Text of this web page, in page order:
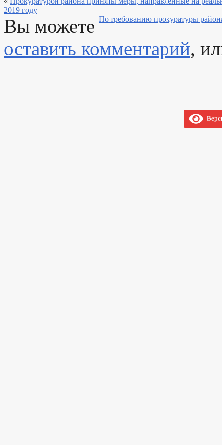
2019 году
По требованию прокуратуры
Вы можете
оставить комментарий,